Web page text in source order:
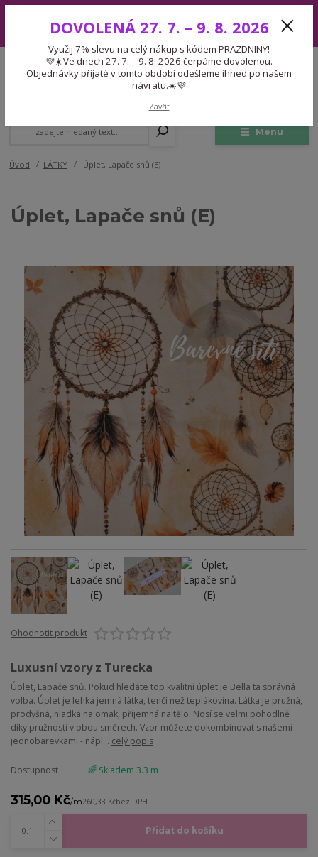
7. – 9. 8. 2026 čerpáme dovolenou. Objednávky přijaté v tomto období
odešleme ihned po našem návratu.☀️💜
Menu
CZK
Expedice 775 866 913
Po-Čt 9-15:30 Pá 9-14:30 Pauza 13-13:45
Úvod LÁTKY Úplet, Lapače snů (E)
Úplet, Lapače snů (E)
Ohodnotit produkt
Luxusní vzory z Turecka
Úplet, Lapače snů. Pokud hledáte top kvalitní úplet je Bella ta správná
volba. Úplet je lehká jemná látka, tenčí než teplákovina. Látka je pružná,
prodyšná, hladká na omak, příjemná na tělo. Nosí se velmi pohodlně
díky pružnosti v obou směrech. Vzor můžete dokombinovat s našemi
jednobarevkami - nápl... celý popis
Dostupnost 🌈 Skladem 3.3 m
315,00 Kč/m260,33 Kčbez DPH
Přidat do košíku
DOVOLENÁ 27. 7. – 9. 8. 2026
Využij 7% slevu na celý nákup s kódem PRAZDNINY!
💜☀️Ve dnech 27. 7. – 9. 8. 2026 čerpáme dovolenou.
Objednávky přijaté v tomto období odešleme ihned po našem
návratu.☀️💜
Zavřít